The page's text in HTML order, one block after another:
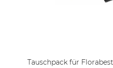
Tauschpack für